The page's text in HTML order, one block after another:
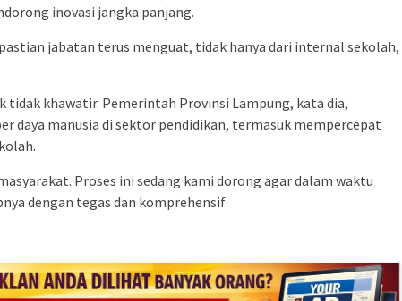
inovasi jangka panjang.
jabatan terus menguat, tidak hanya dari internal sekolah,
tidak khawatir. Pemerintah Provinsi Lampung, kata dia,
daya manusia di sektor pendidikan, termasuk mempercepat
Proses ini sedang kami dorong agar dalam waktu
dengan tegas dan komprehensif